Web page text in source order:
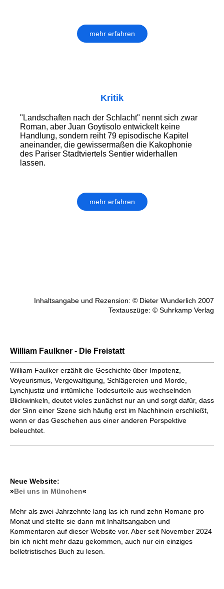
mehr erfahren
Kritik
"Landschaften nach der Schlacht" nennt sich zwar
Roman, aber Juan Goytisolo entwickelt keine
Handlung, sondern reiht 79 episodische Kapitel
aneinander, die gewissermaßen die Kakophonie
des Pariser Stadtviertels Sentier widerhallen
lassen.
mehr erfahren
Inhaltsangabe und Rezension: © Dieter Wunderlich 2007
Textauszüge: © Suhrkamp Verlag
William Faulkner - Die Freistatt
William Faulker erzählt die Geschichte über Impotenz,
Voyeurismus, Vergewaltigung, Schlägereien und Morde,
Lynchjustiz und irrtümliche Todesurteile aus wechselnden
Blickwinkeln, deutet vieles zunächst nur an und sorgt dafür, dass
der Sinn einer Szene sich häufig erst im Nachhinein erschließt,
wenn er das Geschehen aus einer anderen Perspektive
beleuchtet.
Neue Website:
»Bei uns in München«
Mehr als zwei Jahrzehnte lang las ich rund zehn Romane pro
Monat und stellte sie dann mit Inhaltsangaben und
Kommentaren auf dieser Website vor. Aber seit November 2024
bin ich nicht mehr dazu gekommen, auch nur ein einziges
belletristisches Buch zu lesen.